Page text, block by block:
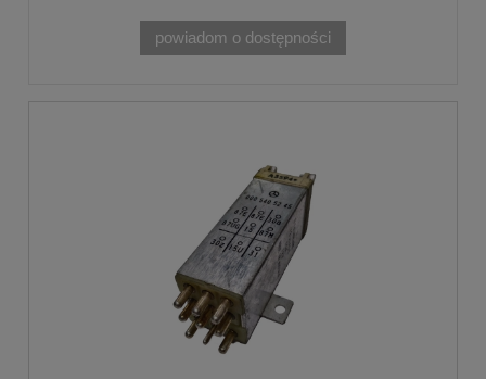
powiadom o dostępności